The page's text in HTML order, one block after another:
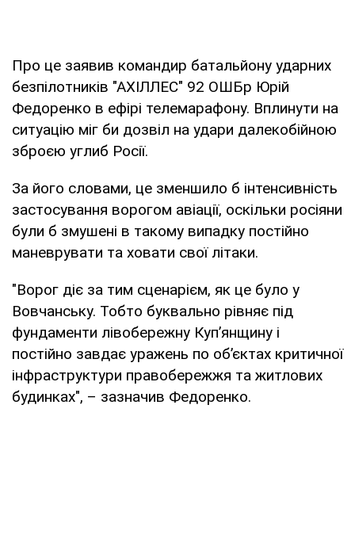
Про це заявив командир батальйону ударних
безпілотників "АХІЛЛЕС" 92 ОШБр Юрій
Федоренко в ефірі телемарафону. Вплинути на
ситуацію міг би дозвіл на удари далекобійною
зброєю углиб Росії.
За його словами, це зменшило б інтенсивність
застосування ворогом авіації, оскільки росіяни
були б змушені в такому випадку постійно
маневрувати та ховати свої літаки.
"Ворог діє за тим сценарієм, як це було у
Вовчанську. Тобто буквально рівняє під
фундаменти лівобережну Куп’янщину і
постійно завдає уражень по об’єктах критичної
інфраструктури правобережжя та житлових
будинках", – зазначив Федоренко.